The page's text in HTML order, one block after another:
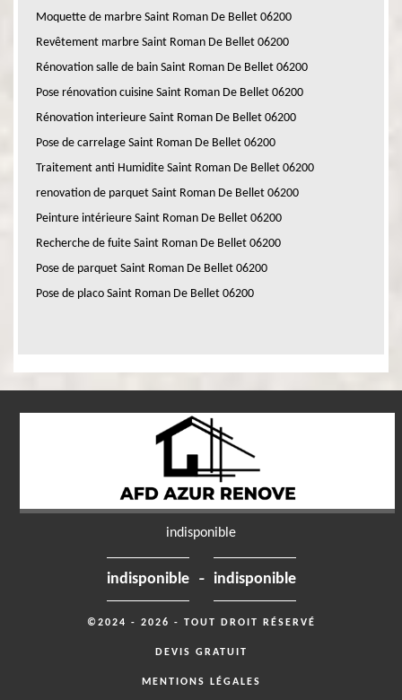
Moquette de marbre Saint Roman De Bellet 06200
Revêtement marbre Saint Roman De Bellet 06200
Rénovation salle de bain Saint Roman De Bellet 06200
Pose rénovation cuisine Saint Roman De Bellet 06200
Rénovation interieure Saint Roman De Bellet 06200
Pose de carrelage Saint Roman De Bellet 06200
Traitement anti Humidite Saint Roman De Bellet 06200
renovation de parquet Saint Roman De Bellet 06200
Peinture intérieure Saint Roman De Bellet 06200
Recherche de fuite Saint Roman De Bellet 06200
Pose de parquet Saint Roman De Bellet 06200
Pose de placo Saint Roman De Bellet 06200
indisponible
indisponible - indisponible
©2024 - 2026 - TOUT DROIT RÉSERVÉ
DEVIS GRATUIT
MENTIONS LÉGALES